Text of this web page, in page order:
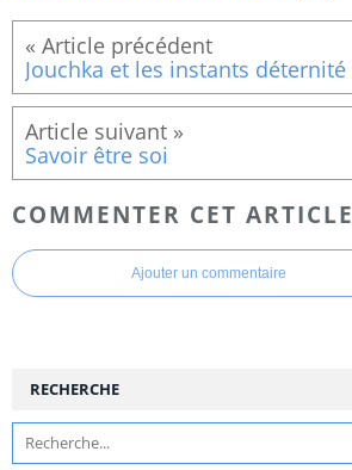
Jouchka et les instants déternité
Savoir être soi
COMMENTER CET ARTICLE
Ajouter un commentaire
RECHERCHE